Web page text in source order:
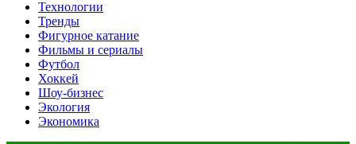
Технологии
Тренды
Фигурное катание
Фильмы и сериалы
Футбол
Хоккей
Шоу-бизнес
Экология
Экономика